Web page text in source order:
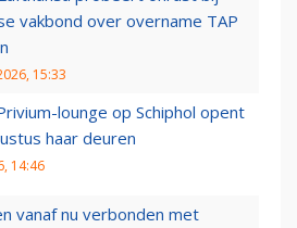
vakbond over overname TAP
15:33
lounge op Schiphol opent
haar deuren
14:46
vanaf nu verbonden met